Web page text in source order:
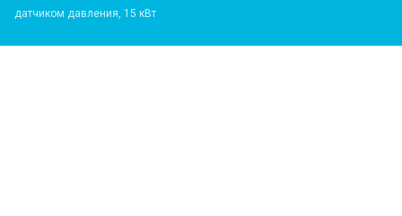
датчиком давления, 15 кВт